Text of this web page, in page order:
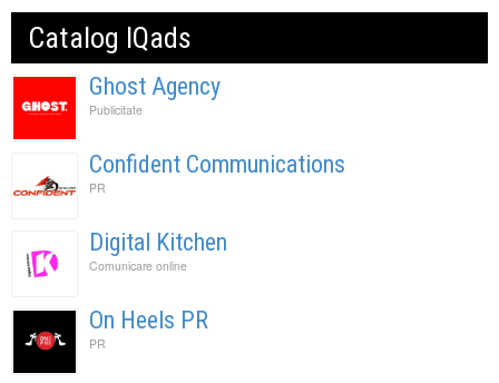
Catalog IQads
Ghost Agency
Publicitate
Confident Communications
PR
Digital Kitchen
Comunicare online
On Heels PR
PR